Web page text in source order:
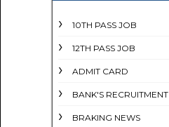
10TH PASS JOB
12TH PASS JOB
ADMIT CARD
BANK'S RECRUITMENT
BRAKING NEWS